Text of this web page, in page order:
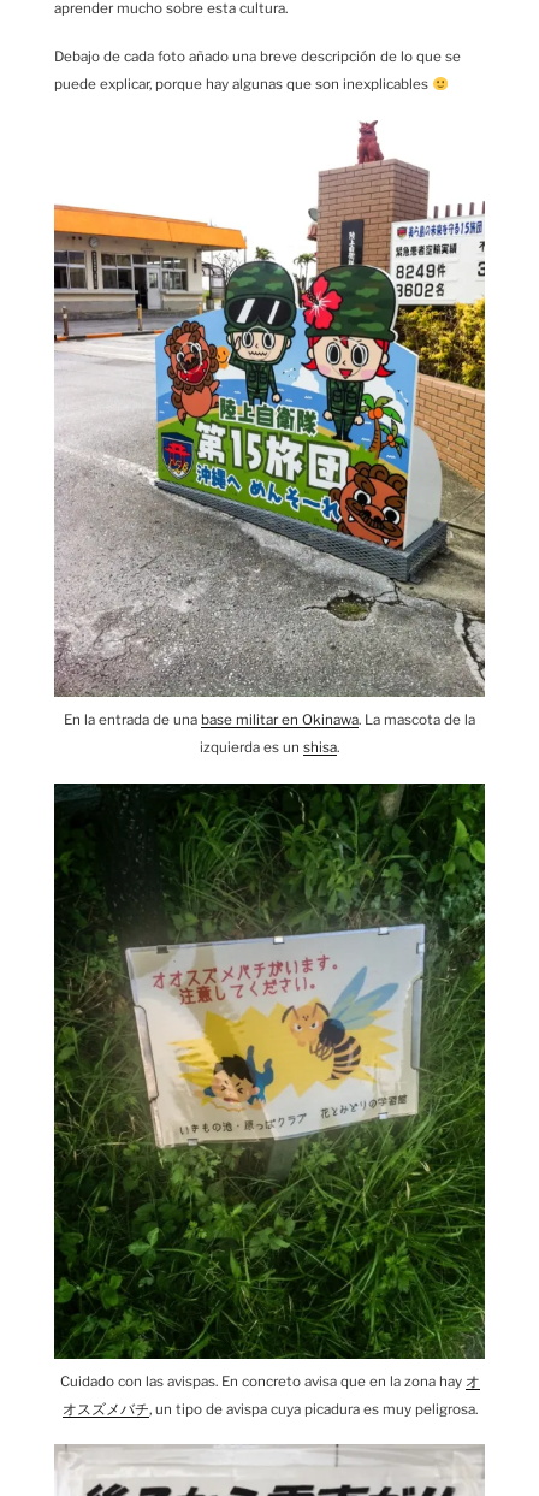
aprender mucho sobre esta cultura.
Debajo de cada foto añado una breve descripción de lo que se
puede explicar, porque hay algunas que son inexplicables
En la entrada de una base militar en Okinawa. La mascota de la
izquierda es un shisa.
Cuidado con las avispas. En concreto avisa que en la zona hay オ
オスズメバチ, un tipo de avispa cuya picadura es muy peligrosa.